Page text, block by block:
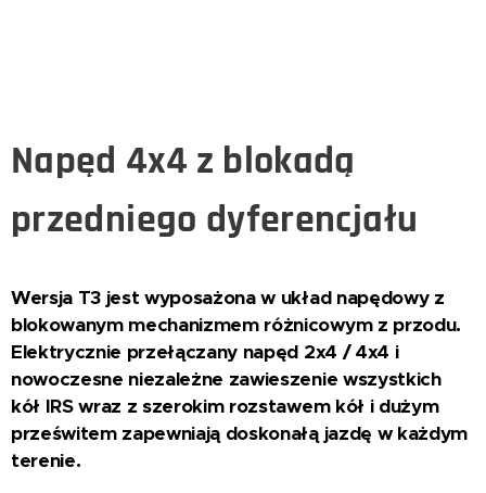
Napęd 4x4 z blokadą
przedniego dyferencjału
Wersja T3 jest wyposażona w układ napędowy z
blokowanym mechanizmem różnicowym z przodu.
Elektrycznie przełączany napęd 2x4 / 4x4 i
nowoczesne niezależne zawieszenie wszystkich
kół IRS wraz z szerokim rozstawem kół i dużym
prześwitem zapewniają doskonałą jazdę w każdym
terenie.